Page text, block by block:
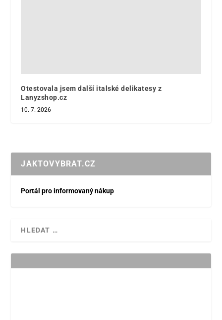
Otestovala jsem další italské delikatesy z
Lanyzshop.cz
10. 7. 2026
JAKTOVYBRAT.CZ
Portál pro informovaný nákup